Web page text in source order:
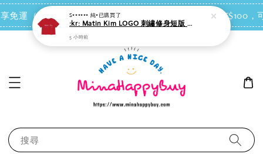
運（台灣離島地區除外） 會員每消費NT$100，
搜尋
S****** 純*已購買了
:kr: Matin Kim LOGO 刺繡修身短版 T 恤
5 小時前